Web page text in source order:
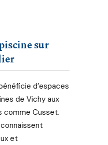
sur
d’espaces
de Vichy aux
comme Cusset.
et